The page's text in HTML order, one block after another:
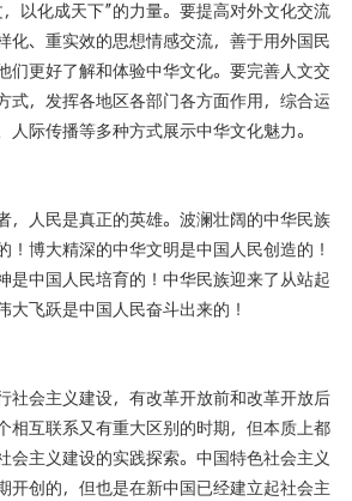
以化成天下”的力量。要提高对外文化交流
化、重实效的思想情感交流，善于用外国民
们更好了解和体验中华文化。要完善人文交
式，发挥各地区各部门各方面作用，综合运
人际传播等多种方式展示中华文化魅力。
，人民是真正的英雄。波澜壮阔的中华民族
！博大精深的中华文明是中国人民创造的！
是中国人民培育的！中华民族迎来了从站起
大飞跃是中国人民奋斗出来的！
社会主义建设，有改革开放前和改革开放后
相互联系又有重大区别的时期，但本质上都
会主义建设的实践探索。中国特色社会主义
开创的，但也是在新中国已经建立起社会主